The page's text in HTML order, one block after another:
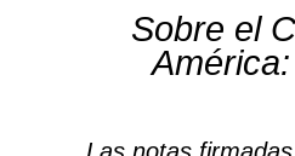
Sobre el